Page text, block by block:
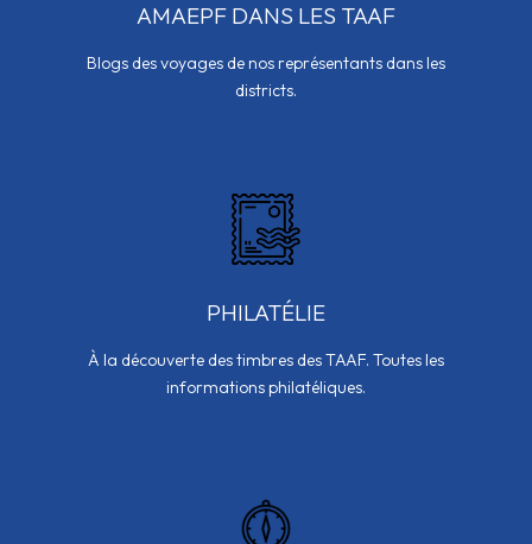
AMAEPF DANS LES TAAF
Blogs des voyages de nos représentants dans les
districts.
PHILATÉLIE
À la découverte des timbres des TAAF. Toutes les
informations philatéliques.